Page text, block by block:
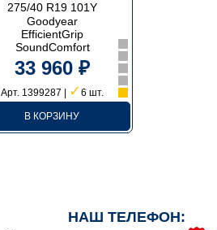
275/40 R19 101Y
Goodyear
EfficientGrip
SoundComfort
33 960 ₽
Арт. 1399287 | ✓ 6 шт.
В КОРЗИНУ
НАШ ТЕЛЕФОН: